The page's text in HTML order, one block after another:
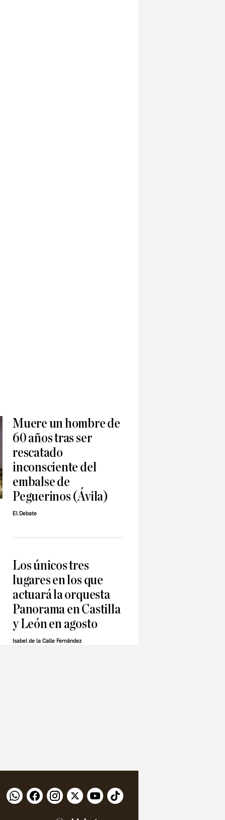
Muere un hombre de
60 años tras ser
rescatado
inconsciente del
embalse de
Peguerinos (Ávila)
El Debate
Los únicos tres
lugares en los que
actuará la orquesta
Panorama en Castilla
y León en agosto
Isabel de la Calle Fernández